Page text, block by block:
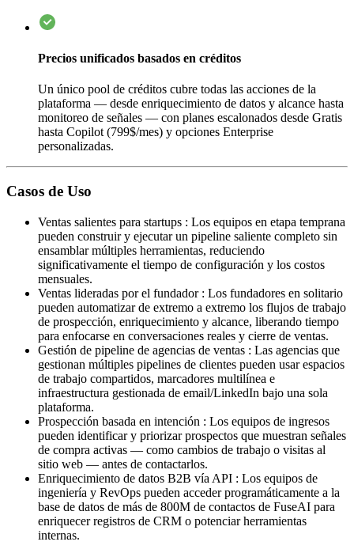
Precios unificados basados en créditos
Un único pool de créditos cubre todas las acciones de la
plataforma — desde enriquecimiento de datos y alcance hasta
monitoreo de señales — con planes escalonados desde Gratis
hasta Copilot (799$/mes) y opciones Enterprise
personalizadas.
Casos de Uso
Ventas salientes para startups : Los equipos en etapa temprana
pueden construir y ejecutar un pipeline saliente completo sin
ensamblar múltiples herramientas, reduciendo
significativamente el tiempo de configuración y los costos
mensuales.
Ventas lideradas por el fundador: Los fundadores en solitario
pueden automatizar de extremo a extremo los flujos de trabajo
de prospección, enriquecimiento y alcance, liberando tiempo
para enfocarse en conversaciones reales y cierre de ventas.
Gestión de pipeline de agencias de ventas : Las agencias que
gestionan múltiples pipelines de clientes pueden usar espacios
de trabajo compartidos, marcadores multilínea e
infraestructura gestionada de email/LinkedIn bajo una sola
plataforma.
Prospección basada en intención : Los equipos de ingresos
pueden identificar y priorizar prospectos que muestran señales
de compra activas — como cambios de trabajo o visitas al
sitio web — antes de contactarlos.
Enriquecimiento de datos B2B vía API : Los equipos de
ingeniería y RevOps pueden acceder programáticamente a la
base de datos de más de 800M de contactos de FuseAI para
enriquecer registros de CRM o potenciar herramientas
internas.